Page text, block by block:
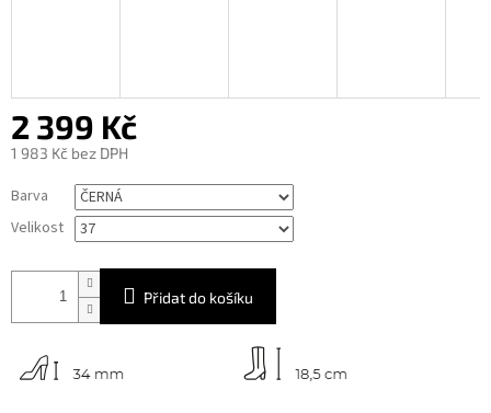
2 399 Kč
1 983 Kč bez DPH
cena:
Barva
Velikost
Přidat do košíku